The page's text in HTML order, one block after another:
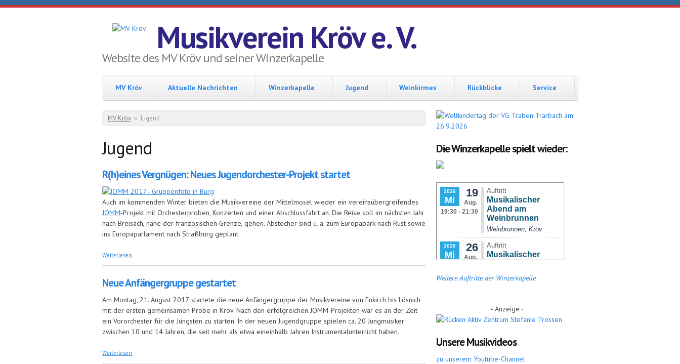
Direkt zum Inhalt
Musikverein Kröv e. V.
Website des MV Kröv und seiner Winzerkapelle
MV Kröv Aktuelle Nachrichten Winzerkapelle Jugend Weinkirmes Rückblicke Service
Sie sind hier
MV Kröv » Jugend
Jugend
R(h)eines Vergnügen: Neues Jugendorchester-Projekt startet
Auch im kommenden Winter bieten die Musikvereine der Mittelmosel wieder ein vereinsübergreifendes
JOMM-Projekt mit Orchesterproben, Konzerten und einer Abschlussfahrt an. Die Reise soll im nächsten Jahr
nach Breisach, nahe der französischen Grenze, gehen. Abstecher sind u. a. zum Europapark nach Rust sowie
ins Europaparlament nach Straßburg geplant.
Weiterlesen
Neue Anfängergruppe gestartet
Am Montag, 21. August 2017, startete die neue Anfängergruppe der Musikvereine von Enkirch bis Lösnich
mit der ersten gemeinsamen Probe in Kröv. Nach den erfolgreichen JOMM-Projekten war es an der Zeit
ein Vororchester für die Jüngsten zu starten. In der neuen Jugendgruppe spielen ca. 20 Jungmusiker
zwischen 10 und 14 Jahren, die seit mehr als etwa eineinhalb Jahren Instrumentalunterricht haben.
Weiterlesen
Die Winzerkapelle spielt wieder:
Weitere Auftritte der Winzerkapelle
- Anzeige -
Unsere Musikvideos
zu unserem Youtube-Channel